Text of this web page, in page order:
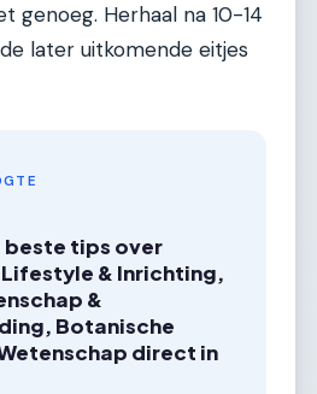
genoeg. Herhaal na 10-14
later uitkomende eitjes
beste tips over
& Inrichting,
&
Botanische
direct in